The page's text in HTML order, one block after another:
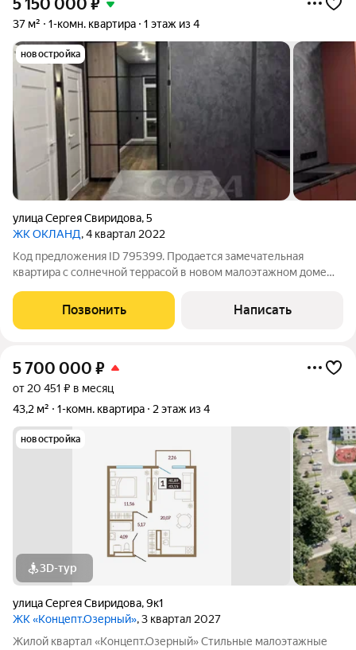
5 150 000 ₽
37 м² 1-комн. квартира 1 этаж из 4
новостройка
улица Сергея Свиридова,5
ЖК ОКЛАНД, 4 квартал 2022
Код предложения ID 795399. Продается замечательная
квартира с солнечной террасой в новом малоэтажном доме
идеальный вариант для тех, кто всегда мечтал жить в тихом,
уютном, европейском
Позвонить Написать
5 700 000 ₽
от 20 451 ₽ в месяц
43,2 м²
1-комн. квартира 2 этаж из 4
новостройка
3D-тур
улица Сергея Свиридова,9к1
ЖК «Концепт.Озерный», 3 квартал 2027
Жилой квартал «Концепт.Озерный» Стильные малоэтажные